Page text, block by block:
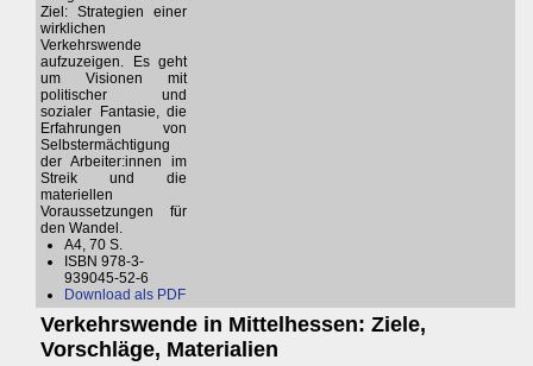
Ziel: Strategien einer
wirklichen
Verkehrswende
aufzuzeigen. Es geht
um Visionen mit
politischer und
sozialer Fantasie, die
Erfahrungen von
Selbstermächtigung
der Arbeiter:innen im
Streik und die
materiellen
Voraussetzungen für
den Wandel.
A4, 70 S.
ISBN 978-3-
939045-52-6
Download als PDF
Verkehrswende in Mittelhessen: Ziele,
Vorschläge, Materialien